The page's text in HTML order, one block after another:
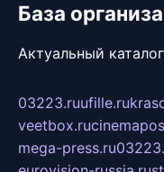
База
Актуальный
03223.ruufille.ru
veetbox.ru
mega-press.ru